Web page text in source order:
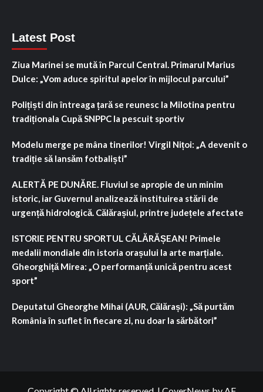
Latest Post
Ziua Marinei se mută în Parcul Central. Primarul Marius
Dulce: „Vom aduce spiritul apelor în mijlocul parcului”
Polițiști din întreaga țară se reunesc la Milotina pentru
tradiționala Cupă SNPPC la pescuit sportiv
Modelu merge pe mâna tinerilor! Virgil Nițoi: „A devenit o
tradiție să lansăm fotbaliști”
ALERTĂ PE DUNĂRE. Fluviul se apropie de un minim
istoric, iar Guvernul analizează instituirea stării de
urgență hidrologică. Călărașiul, printre județele afectate
ISTORIE PENTRU SPORTUL CĂLĂRĂȘEAN! Primele
medalii mondiale din istoria orașului la arte marțiale.
Gheorghiță Mirea: „O performanță unică pentru acest
sport”
Deputatul Gheorghe Mihai (AUR, Călărași): „Să purtăm
România în suflet în fiecare zi, nu doar la sărbători”